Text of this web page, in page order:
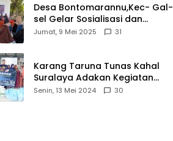
Desa Bontomarannu,Kec- Gal-
sel Gelar Sosialisasi dan
Bimtek Pemutakhiran Data ID
Jumat, 9 Mei 2025 31
Karang Taruna Tunas Kahal
Suralaya Adakan Kegiatan
Bansos Terhadap Kaum
Senin, 13 Mei 2024 30